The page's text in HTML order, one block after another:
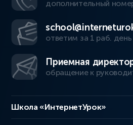
дополнительный
ответим за 1 раб. день
Приемная
обращение к
Школа «ИнтернетУрок»